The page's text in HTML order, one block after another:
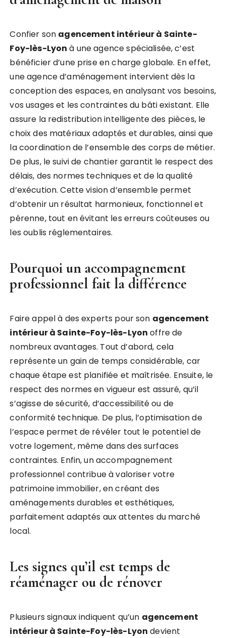
Confier son agencement intérieur à Sainte-
Foy-lès-Lyon à une agence spécialisée, c’est
bénéficier d’une prise en charge globale. En effet,
une agence d’aménagement intervient dès la
conception des espaces, en analysant vos besoins,
vos usages et les contraintes du bâti existant. Elle
assure la redistribution intelligente des pièces, le
choix des matériaux adaptés et durables, ainsi que
la coordination de l’ensemble des corps de métier.
De plus, le suivi de chantier garantit le respect des
délais, des normes techniques et de la qualité
d’exécution. Cette vision d’ensemble permet
d’obtenir un résultat harmonieux, fonctionnel et
pérenne, tout en évitant les erreurs coûteuses ou
les oublis réglementaires.
Pourquoi un accompagnement
professionnel fait la différence
Faire appel à des experts pour son agencement
intérieur à Sainte-Foy-lès-Lyon offre de
nombreux avantages. Tout d’abord, cela
représente un gain de temps considérable, car
chaque étape est planifiée et maîtrisée. Ensuite, le
respect des normes en vigueur est assuré, qu’il
s’agisse de sécurité, d’accessibilité ou de
conformité technique. De plus, l’optimisation de
l’espace permet de révéler tout le potentiel de
votre logement, même dans des surfaces
contraintes. Enfin, un accompagnement
professionnel contribue à valoriser votre
patrimoine immobilier, en créant des
aménagements durables et esthétiques,
parfaitement adaptés aux attentes du marché
local.
Les signes qu’il est temps de
réaménager ou de rénover
Plusieurs signaux indiquent qu’un agencement
intérieur à Sainte-Foy-lès-Lyon devient